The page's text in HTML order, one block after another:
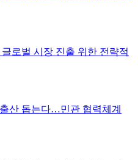
로벌 시장 진출 위한 전략적
산 돕는다…민관 협력체계